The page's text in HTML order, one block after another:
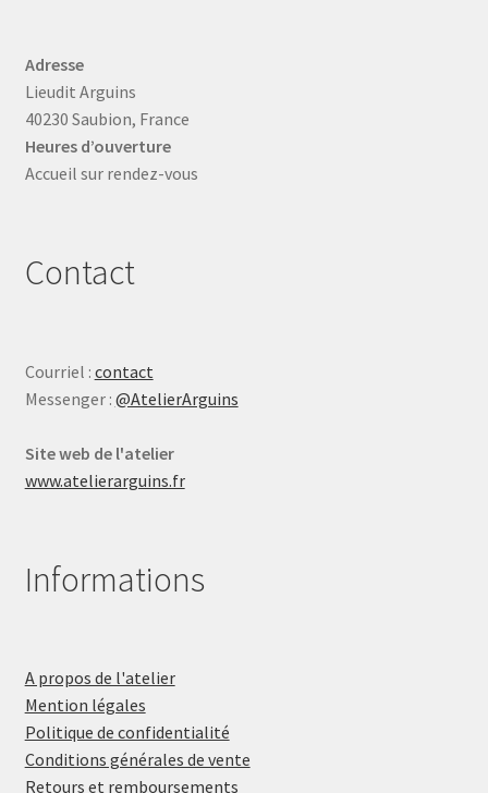
Adresse
Lieudit Arguins
40230 Saubion, France
Heures d’ouverture
Accueil sur rendez-vous
Contact
Courriel : contact
Messenger : @AtelierArguins
Site web de l'atelier
www.atelierarguins.fr
Informations
A propos de l'atelier
Mention légales
Politique de confidentialité
Conditions générales de vente
Retours et remboursements